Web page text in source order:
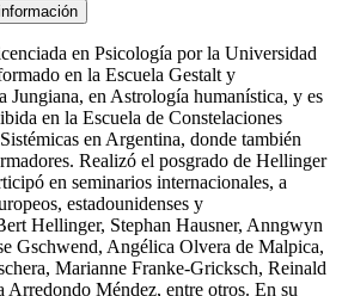
en Psicología por la Universidad
en la Escuela Gestalt y
Jungiana, en Astrología humanística, y es
en la Escuela de Constelaciones
en Argentina, donde también
Realizó el posgrado de Hellinger
en seminarios internacionales, a
estadounidenses y
Hellinger, Stephan Hausner, Anngwyn
Gschwend, Angélica Olvera de Malpica,
Marianne Franke-Gricksch, Reinald
Arredondo Méndez, entre otros. En su